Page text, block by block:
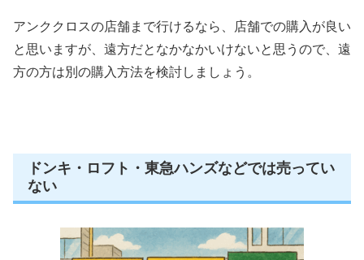
アンククロスの店舗まで行けるなら、店舗での購入が良い
と思いますが、遠方だとなかなかいけないと思うので、遠
方の方は別の購入方法を検討しましょう。
ドンキ・ロフト・東急ハンズなどでは売ってい
ない